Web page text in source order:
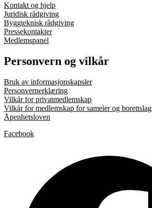
Kontakt og hjelp
Juridisk rådgiving
Byggteknisk rådgiving
Pressekontakter
Medlemspanel
Personvern og vilkår
Bruk av informasjonskapsler
Personvernerklæring
Vilkår for privatmedlemskap
Vilkår for medlemskap for sameier og borettslag
Åpenhetsloven
Facebook